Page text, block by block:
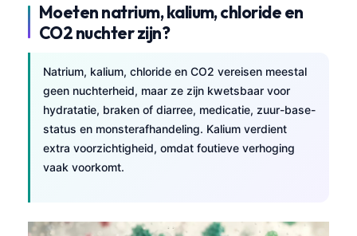
Moeten natrium, kalium, chloride en
CO2 nuchter zijn?
Natrium, kalium, chloride en CO2 vereisen meestal
geen nuchterheid, maar ze zijn kwetsbaar voor
hydratatie, braken of diarree, medicatie, zuur-base-
status en monsterafhandeling. Kalium verdient
extra voorzichtigheid, omdat foutieve verhoging
vaak voorkomt.
ગુજરાતી
മലയാളം
Bahasa Melayu
Tagalog
ไทย
ភាសាខ្មែរ